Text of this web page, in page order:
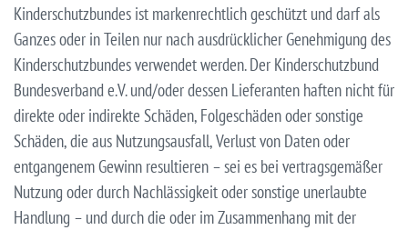
Kinderschutzbundes ist markenrechtlich geschützt und darf als
Ganzes oder in Teilen nur nach ausdrücklicher Genehmigung des
Kinderschutzbundes verwendet werden. Der Kinderschutzbund
Bundesverband e.V. und/oder dessen Lieferanten haften nicht für
direkte oder indirekte Schäden, Folgeschäden oder sonstige
Schäden, die aus Nutzungsausfall, Verlust von Daten oder
entgangenem Gewinn resultieren – sei es bei vertragsgemäßer
Nutzung oder durch Nachlässigkeit oder sonstige unerlaubte
Handlung – und durch die oder im Zusammenhang mit der